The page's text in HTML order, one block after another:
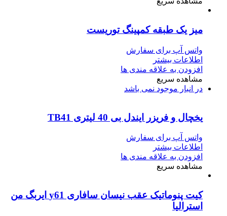
میز یک طبقه کمپینگ توریست
واتس آپ برای سفارش
اطلاعات بیشتر
افزودن به علاقه مندی ها
مشاهده سریع
در انبار موجود نمی باشد
یخچال و فریزر ایندل بی 40 لیتری TB41
واتس آپ برای سفارش
اطلاعات بیشتر
افزودن به علاقه مندی ها
مشاهده سریع
کیت پنوماتیک عقب نیسان سافاری y61 ایربگ من
استرالیا